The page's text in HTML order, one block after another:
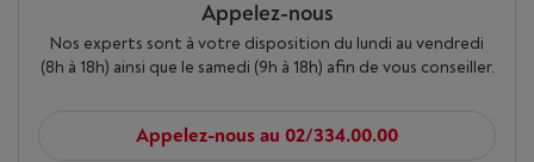
Appelez-nous
Nos experts sont à votre disposition du lundi au vendredi
(8h à 18h) ainsi que le samedi (9h à 18h) afin de vous conseiller.
Appelez-nous au 02/334.00.00